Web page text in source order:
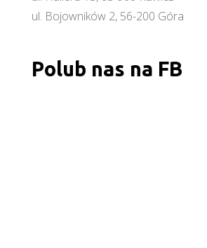
ul. Bojowników 2, 56-200 Góra
Polub nas na FB